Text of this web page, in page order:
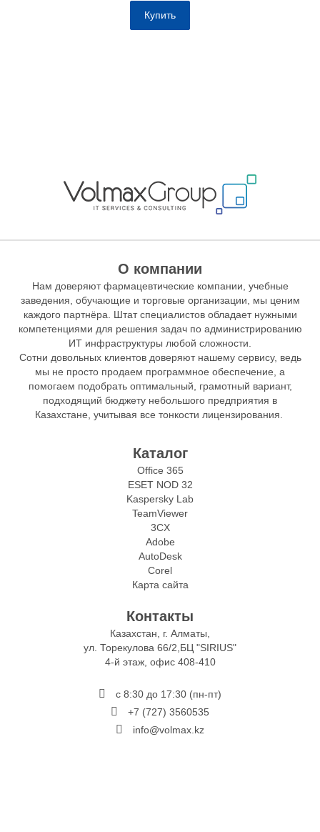
Купить
О компании
Нам доверяют фармацевтические компании, учебные
заведения, обучающие и торговые организации, мы ценим
каждого партнёра. Штат специалистов обладает нужными
компетенциями для решения задач по администрированию
ИТ инфраструктуры любой сложности.
Сотни довольных клиентов доверяют нашему сервису, ведь
мы не просто продаем программное обеспечение, а
помогаем подобрать оптимальный, грамотный вариант,
подходящий бюджету небольшого предприятия в
Казахстане, учитывая все тонкости лицензирования.
Каталог
Office 365
ESET NOD 32
Kaspersky Lab
TeamViewer
3CX
Adobe
AutoDesk
Corel
Карта сайта
Контакты
Казахстан, г. Алматы,
ул. Торекулова 66/2,БЦ "SIRIUS"
4-й этаж, офис 408-410
с 8:30 до 17:30 (пн-пт)
+7 (727) 3560535
info@volmax.kz